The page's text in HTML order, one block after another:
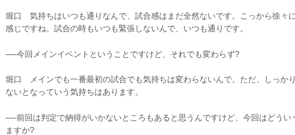
堀口 気持ちはいつも通りなんで、試合感はまだ全然ないです。こっから徐々
感じですね。試合の時もいつも緊張しないんで、いつも通りです。
──今回メインイベントということですけど、それでも変わらず?
堀口 メインでも一番最初の試合でも気持ちは変わらないんで。ただ、しっか
ないとなっていう気持ちはあります。
──前回は判定で納得がいかないところもあると思うんですけど、今回はどうい
ますか?